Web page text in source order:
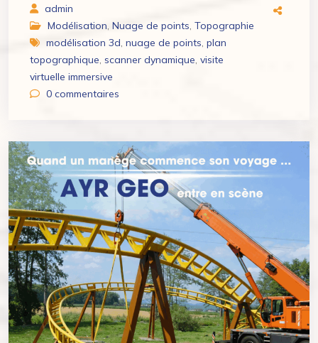
admin
Modélisation, Nuage de points, Topographie
modélisation 3d, nuage de points, plan
topographique, scanner dynamique, visite
virtuelle immersive
0 commentaires